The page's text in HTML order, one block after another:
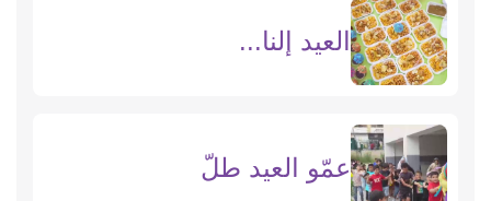
العيد إلنا...
عمّو العيد طلّ